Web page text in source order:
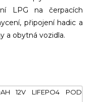
LPG na čerpacích
připojení hadic a
a obytná vozidla.